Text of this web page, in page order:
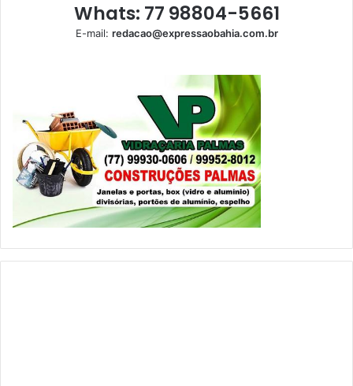
Whats: 77 98804-5661
E-mail: redacao@expressaobahia.com.br